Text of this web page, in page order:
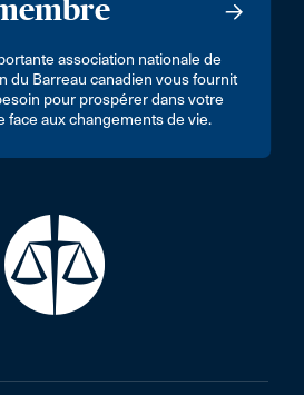
association nationale de
du Barreau canadien vous fournit
pour prospérer dans votre
face aux changements de vie.